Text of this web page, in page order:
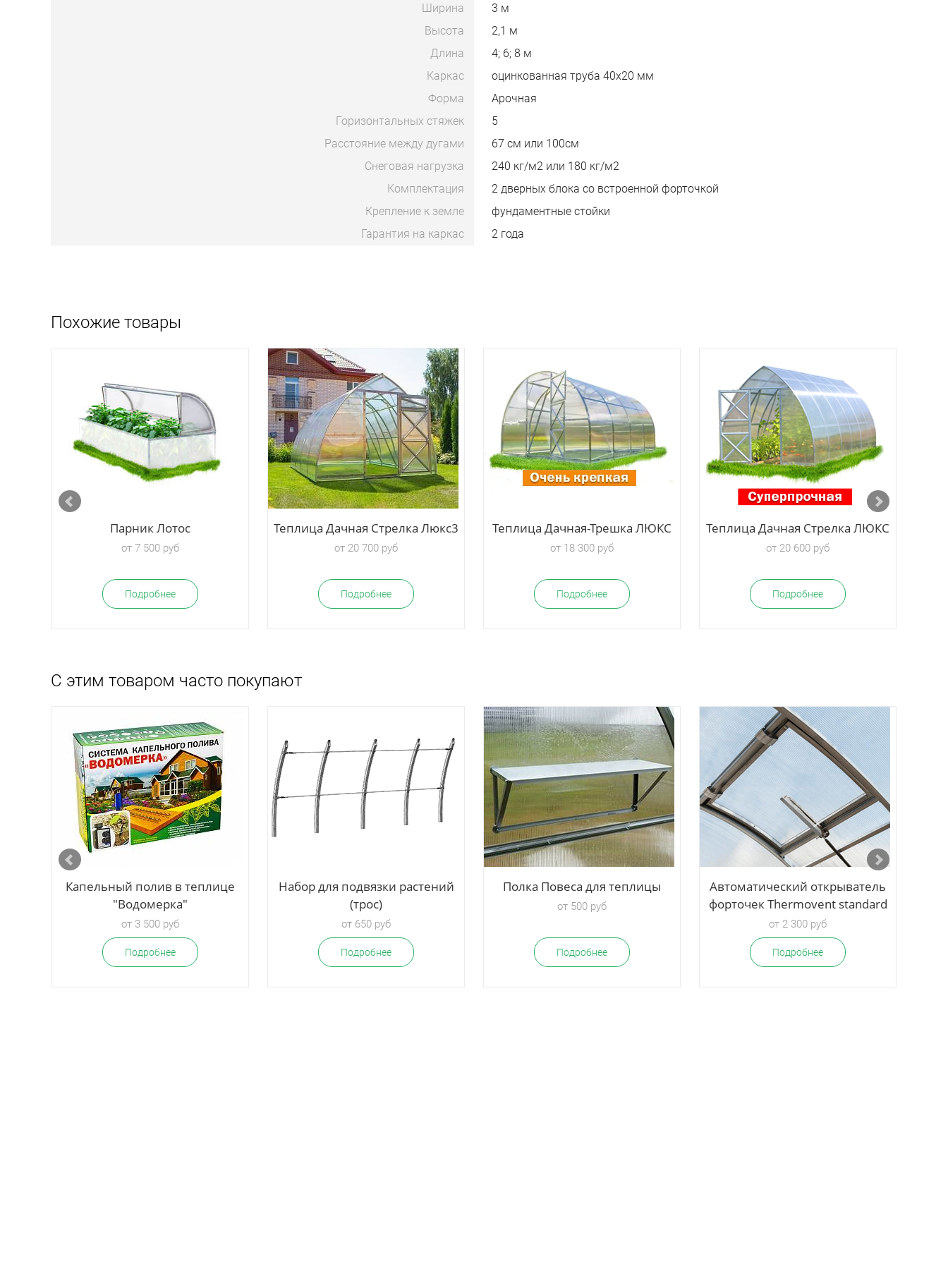
Ширина
3 м
Высота
2,1 м
Длина
4; 6; 8 м
Каркас
оцинкованная труба 40х20 мм
Форма
Арочная
Горизонтальных стяжек
5
Расстояние между дугами
67 см или 100см
Снеговая нагрузка
240 кг/м2 или 180 кг/м2
Комплектация
2 дверных блока со встроенной форточкой
Крепление к земле
фундаментные стойки
Гарантия на каркас
2 года
Похожие товары
Парник Лотос
от 7 500 руб
Подробнее
Теплица Дачная Стрелка Люкс3
от 20 700 руб
Подробнее
Теплица Дачная-Трешка ЛЮКС
от 18 300 руб
Подробнее
Теплица Дачная Стрелка ЛЮКС
от 20 600 руб
Подробнее
С этим товаром часто покупают
Капельный полив в теплице
"Водомерка"
от 3 500 руб
Подробнее
Набор для подвязки растений
(трос)
от 650 руб
Подробнее
Полка Повеса для теплицы
от 500 руб
Подробнее
Автоматический открыватель
форточек Thermovent standard
от 2 300 руб
Подробнее